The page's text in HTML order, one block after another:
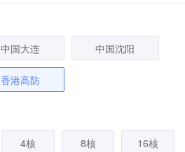
中国大连 中国沈阳
香港高防
4核 8核 16核